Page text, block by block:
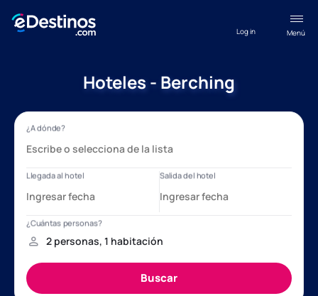
Menú
Log in
Hoteles - Berching